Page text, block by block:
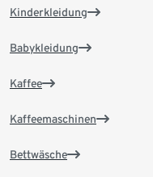
Kinderkleidung
Babykleidung
Kaffee
Kaffeemaschinen
Bettwäsche